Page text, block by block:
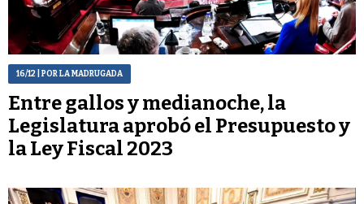
16/12 | POR LA MADRUGADA
Entre gallos y medianoche, la
Legislatura aprobó el Presupuesto y
la Ley Fiscal 2023